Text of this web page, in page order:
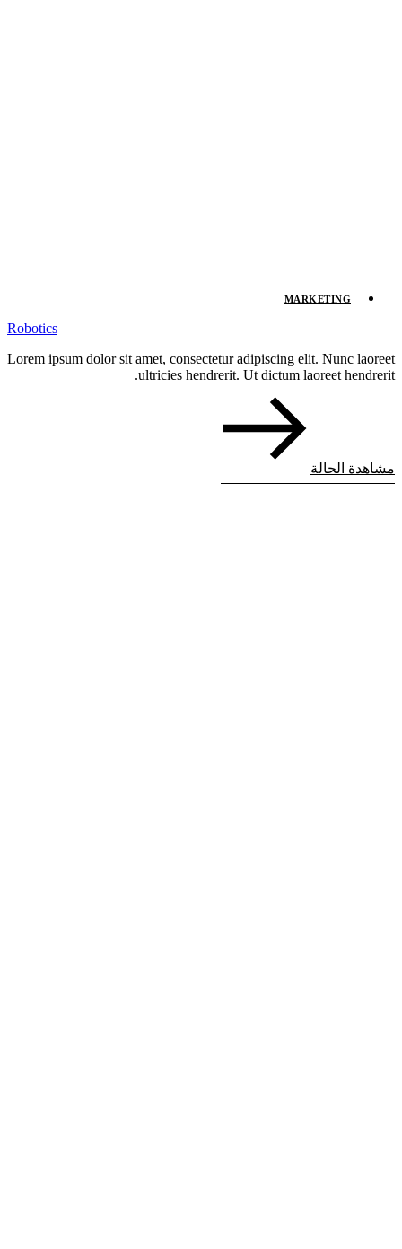
MARKETING
Robotics
Lorem ipsum dolor sit amet, consectetur adipiscing elit. Nunc laoreet
ultricies hendrerit. Ut dictum laoreet hendrerit.
مشاهدة الحالة